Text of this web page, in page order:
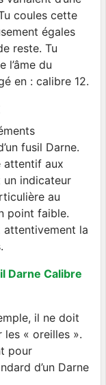
coules cette
égales
reste. Tu
l’âme du
en : calibre 12.
fusil Darne.
attentif aux
un indicateur
au
point faible.
attentivement la
Darne Calibre
il ne doit
les « oreilles ».
pour
d’un Darne